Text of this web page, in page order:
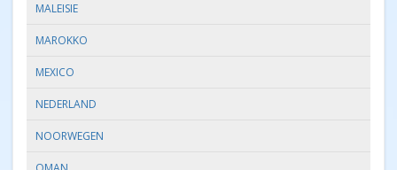
MALEISIE
MAROKKO
MEXICO
NEDERLAND
NOORWEGEN